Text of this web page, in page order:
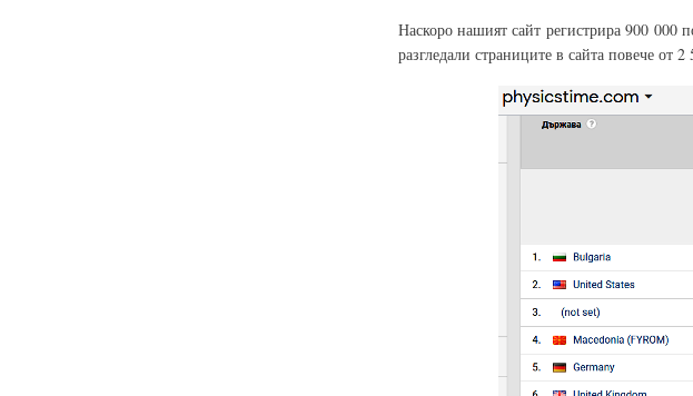
Наскоро нашият сайт регистрира 900 000
разгледали страниците в сайта повече от